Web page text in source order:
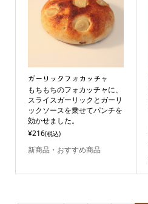
ガーリックフォカッチャ
もちもちのフォカッチャに、
スライスガーリックとガーリ
ックソースを乗せてパンチを
効かせました。
¥216(税込)
新商品・おすすめ商品